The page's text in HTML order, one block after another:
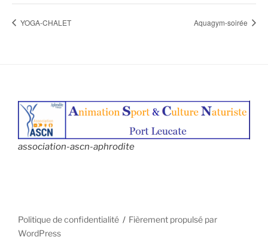
YOGA-CHALET Aquagym-soirée
association-ascn-aphrodite
Politique de confidentialité
Fièrement propulsé par
WordPress